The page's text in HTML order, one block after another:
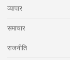
व्यापार
समाचार
राजनीति